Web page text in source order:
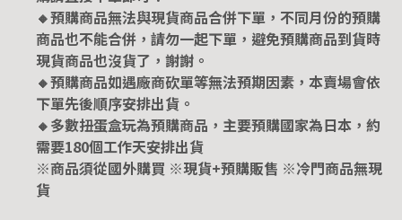
🔸預購商品無法與現貨商品合併下單，不同月份的預購
商品也不能合併，請勿一起下單，避免預購商品到貨時
現貨商品也沒貨了，謝謝。
🔸預購商品如遇廠商砍單等無法預期因素，本賣場會依
下單先後順序安排出貨。
🔸多數扭蛋盒玩為預購商品，主要預購國家為日本，約
需要180個工作天安排出貨
※商品須從國外購買 ※現貨+預購販售 ※冷門商品無現
貨